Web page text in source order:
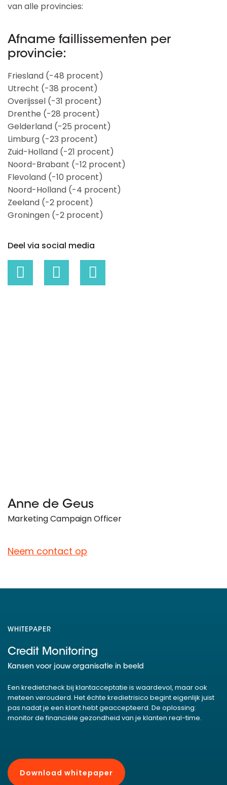
van alle provincies:
Afname faillissementen per
provincie:
Friesland (-48 procent)
Utrecht (-38 procent)
Overijssel (-31 procent)
Drenthe (-28 procent)
Gelderland (-25 procent)
Limburg (-23 procent)
Zuid-Holland (-21 procent)
Noord-Brabant (-12 procent)
Flevoland (-10 procent)
Noord-Holland (-4 procent)
Zeeland (-2 procent)
Groningen (-2 procent)
Deel via social media
Anne de Geus
Marketing Campaign Officer
Neem contact op
WHITEPAPER
Credit Monitoring
Kansen voor jouw organisatie in beeld
Een kredietcheck bij klantacceptatie is waardevol, maar ook
meteen verouderd. Het échte kredietrisico begint eigenlijk juist
pas nadat je een klant hebt geaccepteerd. De oplossing:
monitor de financiële gezondheid van je klanten real-time.
Download whitepaper